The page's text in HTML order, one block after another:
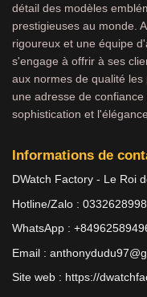
détail des modèles
prestigieuses au monde.
rigoureux et une équipe
s'engage à offrir à ses
aux normes de qualité
une adresse de
sophistication et
Informations de
DWatch Factory - Le Roi
Hotline/Zalo : 0332628998
WhatsApp :
Email :
Site web : https://